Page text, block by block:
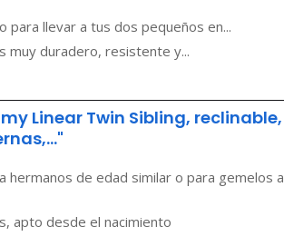
llevar a tus dos pequeños en...
muy duradero, resistente y...
Linear Twin Sibling, reclinable,
hermanos de edad similar o para gemelos a
apto desde el nacimiento